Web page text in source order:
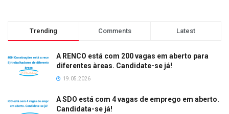
Trending Comments Latest
A RENCO está com 200 vagas em aberto para
diferentes àreas. Candidate-se já!
19.05.2026
A SDO está com 4 vagas de emprego em aberto.
Candidata-se já!